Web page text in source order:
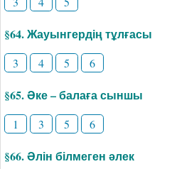
§64. Жауынгердің тұлғасы
3 4 5 6
§65. Әке – балаға сыншы
1 3 5 6
§66. Әлін білмеген әлек